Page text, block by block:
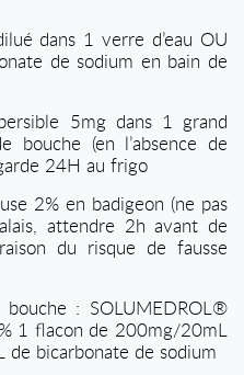
dans 1 verre d’eau OU
de sodium en bain de
5mg dans 1 grand
bouche (en l’absence de
24H au frigo
2% en badigeon (ne pas
attendre 2h avant de
du risque de fausse
: SOLUMEDROL®
1 flacon de 200mg/20mL
de bicarbonate de sodium